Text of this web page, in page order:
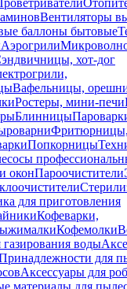
Вентиляторы
баллоны бытовые
Аэрогрили
хот-дог
Вафельницы,
Ростеры, мини-печи
Блинницы
Попкорницы
оконПароочистители
для приготовления
Кофеварки,
Кофемолки
воды
для
Аксессуары для
материалы для